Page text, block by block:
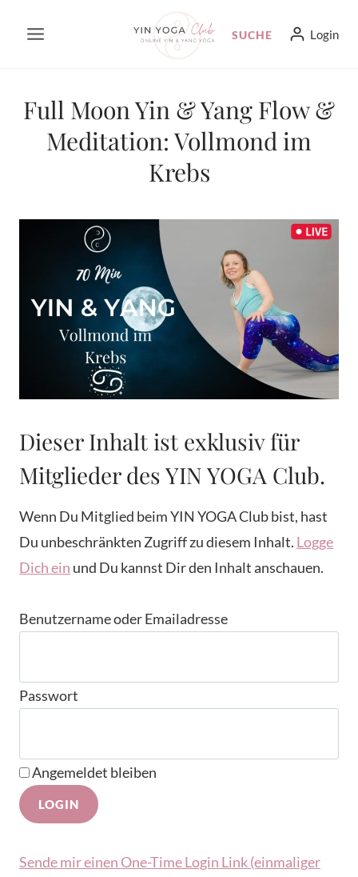
Inhalt
SUCHE Login
Full Moon Yin & Yang Flow &
Meditation: Vollmond im
Krebs
Dieser Inhalt ist exklusiv für
Mitglieder des YIN YOGA Club.
Wenn Du Mitglied beim YIN YOGA Club bist, hast
Du unbeschränkten Zugriff zu diesem Inhalt. Logge
Dich ein und Du kannst Dir den Inhalt anschauen.
Benutzername oder Emailadresse
Passwort
Angemeldet bleiben
Sende mir einen One-Time Login Link (einmaliger